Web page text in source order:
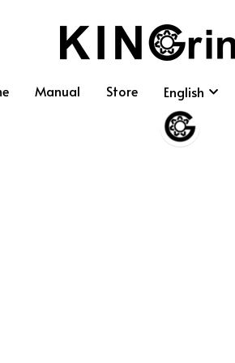
Manual Store English
Manual Store English